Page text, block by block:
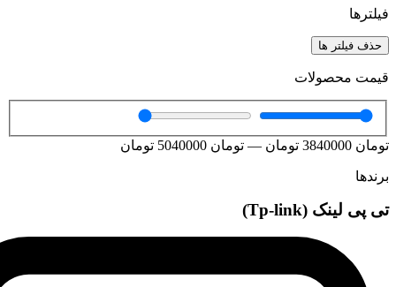
فیلترها
حذف فیلتر ها
قیمت محصولات
تومان 3840000 تومان — تومان 5040000 تومان
برندها
تی پی لینک (Tp-link)